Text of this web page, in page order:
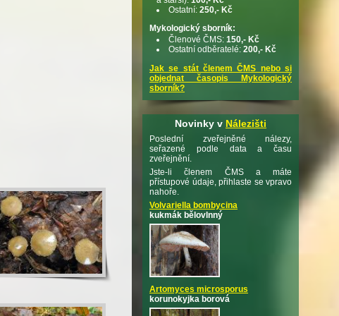
Ostatní: 250,- Kč
Mykologický sborník:
Členové ČMS: 150,- Kč
Ostatní odběratelé: 200,- Kč
Jak se stát členem ČMS nebo si
objednat časopis Mykologický
sborník?
Novinky v Nálezišti
Poslední zveřejněné nálezy,
seřazené podle data a času
zveřejnění.
Jste-li členem ČMS a máte
přístupové údaje, přihlaste se vpravo
nahoře.
Volvariella bombycina
kukmák bělovlnný
Artomyces microsporus
korunokyjka borová